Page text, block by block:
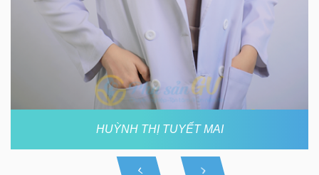
HUỲNH THỊ TUYẾT MAI